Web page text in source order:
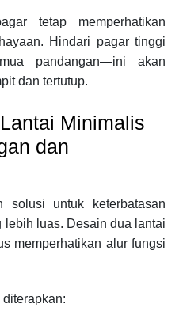
tetap memperhatikan
Hindari pagar tinggi
pandangan—ini akan
dan tertutup.
Minimalis
dan
solusi untuk keterbatasan
lebih luas. Desain dua lantai
memperhatikan alur fungsi